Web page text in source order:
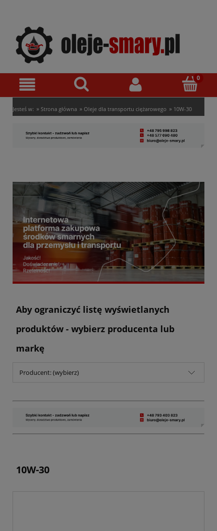
Jesteś w: » Strona główna » Oleje dla transportu ciężarowego » 10W-30
Aby ograniczyć listę wyświetlanych
produktów - wybierz producenta lub
markę
Producent: (wybierz)
10W-30